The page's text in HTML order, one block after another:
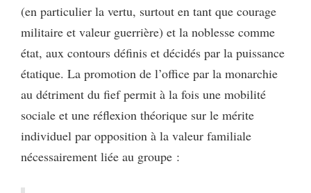
(en particulier la vertu, surtout en tant que courage
militaire et valeur guerrière) et la noblesse comme
état, aux contours définis et décidés par la puissance
étatique. La promotion de l’office par la monarchie
au détriment du fief permit à la fois une mobilité
sociale et une réflexion théorique sur le mérite
individuel par opposition à la valeur familiale
nécessairement liée au groupe :